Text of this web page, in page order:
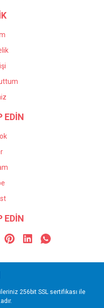
EDİN
EDİN
256bit SSL sertifikası ile